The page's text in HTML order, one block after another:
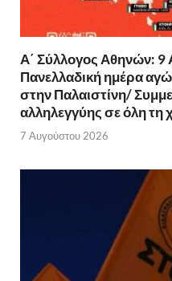
Α΄ Σύλλογος Αθηνών: 9
Πανελλαδική ημέρα
στην Παλαιστίνη/
αλληλεγγύης σε όλη τη
7 Αυγούστου 2026